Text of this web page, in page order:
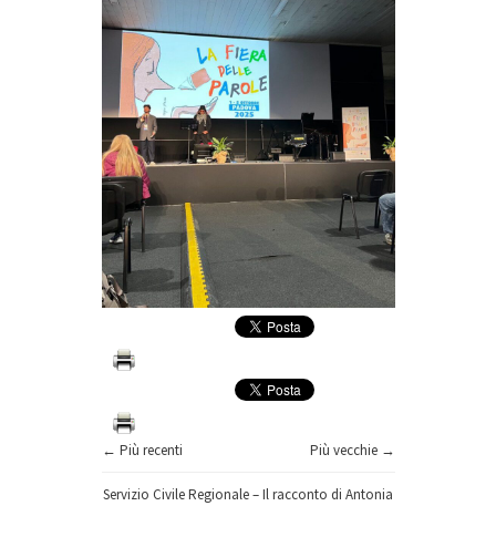
← Più recenti Più vecchie →
Servizio Civile Regionale – Il racconto di Antonia